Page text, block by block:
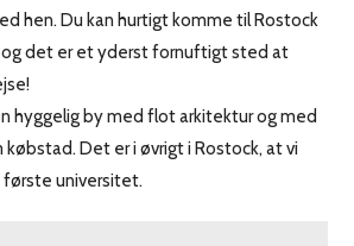
hen. Du kan hurtigt komme til Rostock
og det er et yderst fornuftigt sted at
hyggelig by med flot arkitektur og med
købstad. Det er i øvrigt i Rostock, at vi
universitet.